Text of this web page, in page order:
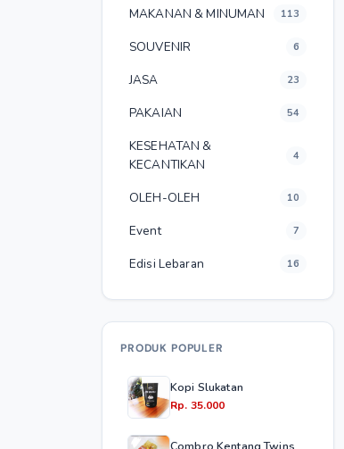
MAKANAN & MINUMAN 113
SOUVENIR 6
JASA 23
PAKAIAN 54
KESEHATAN &
KECANTIKAN
4
OLEH-OLEH 10
Event 7
Edisi Lebaran 16
PRODUK POPULER
Kopi Slukatan
Rp. 35.000